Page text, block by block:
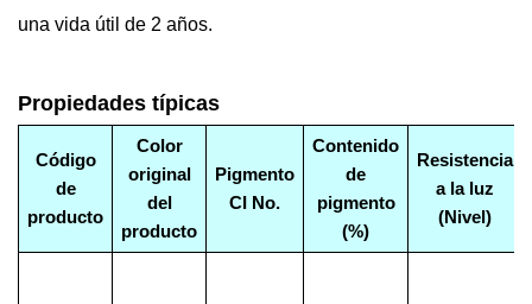
una vida útil de 2 años.
Propiedades típicas
Código
de
producto
Color
original
del
producto
Pigmento
CI No.
Contenido
de
pigmento
(%)
Resistencia
a la luz
(Nivel)